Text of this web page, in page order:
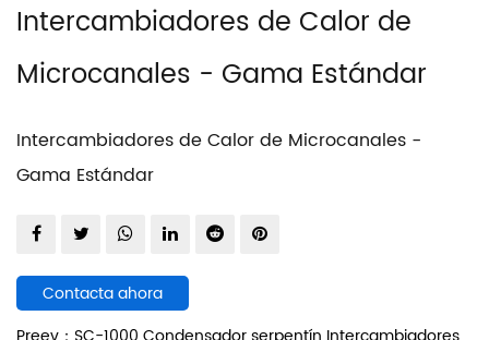
Intercambiadores de Calor de
Microcanales - Gama Estándar
Intercambiadores de Calor de Microcanales -
Gama Estándar
Contacta ahora